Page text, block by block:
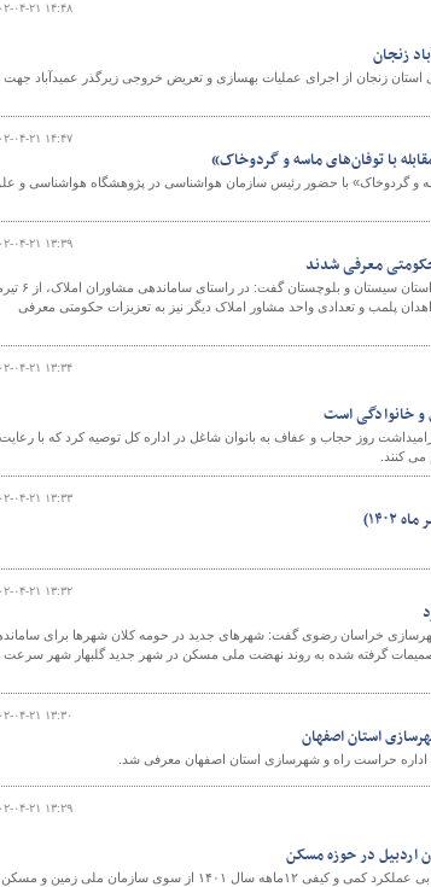
۱۴۰۲-۰۴-۲۱
زنجان
استان زنجان از اجرای عملیات بهسازی و تعریض خروجی زیرگذر عمیدآباد جهت
۱۴۰۲-۰۴-۲۱
با توفان‌های ماسه و گردوخاک»
و گردوخاک» با حضور رئیس سازمان هواشناسی در پژوهشگاه هواشناسی و
۱۴۰۲-۰۴-۲۱
معرفی شدند
معاون مسکن و ساختمان اداره کل راه و شهرسازی استان سیستان و
پلمب و تعدادی واحد مشاور املاک دیگر نیز به تعزیزات حکومتی معرفی
۱۴۰۲-۰۴-۲۱
خانوادگی است
روز حجاب و عفاف به بانوان شاغل در اداره کل توصیه کرد که با رعایت
کنند.
۱۴۰۲-۰۴-۲۱
۱۴۰۲-۰۴-۲۱
خراسان رضوی گفت: شهرهای جدید در حومه کلان شهرها برای
گرفته شده به روند نهضت ملی مسکن در شهر جدید گلبهار شهر سرعت
۱۴۰۲-۰۴-۲۱
استان اصفهان
اداره حراست راه و شهرسازی استان اصفهان معرفی شد.
۱۴۰۲-۰۴-۲۱
اردبیل در حوزه مسکن
مدیرکل راه و شهرسازی استان اردبیل گفت: در ارزیابی عملکرد کمی و کیفی ۱۲ماهه سال ۱۴۰۱ از سوی سازمان ملی زمین و